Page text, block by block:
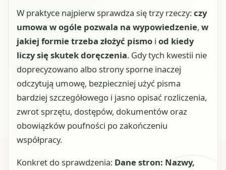
W praktyce najpierw sprawdza się trzy rzeczy:czy
umowa w ogóle pozwala na wypowiedzenie, w
jakiej formie trzeba złożyć pismo i od kiedy
liczy się skutek doręczenia. Gdy tych kwestii nie
doprecyzowano albo strony sporne inaczej
odczytują umowę, bezpieczniej użyć pisma
bardziej szczegółowego i jasno opisać rozliczenia,
zwrot sprzętu, dostępów, dokumentów oraz
obowiązków poufności po zakończeniu
współpracy.
Konkret do sprawdzenia: Dane stron: Nazwy,